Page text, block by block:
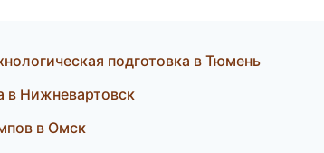
подготовка в Тюмень
в Нижневартовск
в Омск